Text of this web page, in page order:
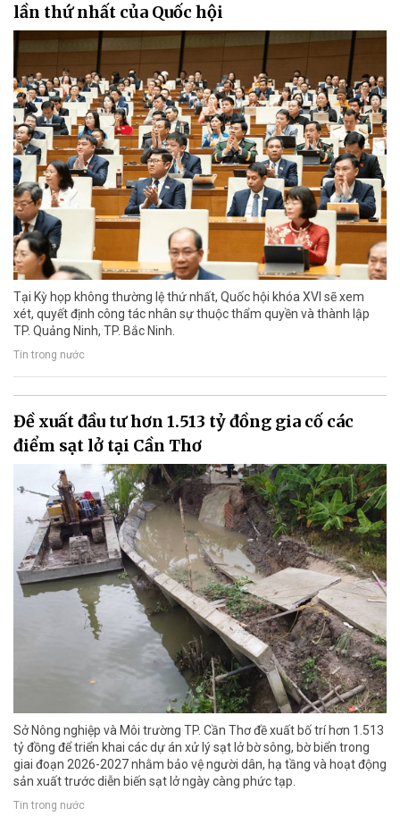
lần thứ nhất của Quốc hội
Tại Kỳ họp không thường lệ thứ nhất, Quốc hội khóa XVI sẽ xem
xét, quyết định công tác nhân sự thuộc thẩm quyền và thành lập
TP. Quảng Ninh, TP. Bắc Ninh.
Tin trong nước
Đề xuất đầu tư hơn 1.513 tỷ đồng gia cố các
điểm sạt lở tại Cần Thơ
Sở Nông nghiệp và Môi trường TP. Cần Thơ đề xuất bố trí hơn 1.513
tỷ đồng để triển khai các dự án xử lý sạt lở bờ sông, bờ biển trong
giai đoạn 2026-2027 nhằm bảo vệ người dân, hạ tầng và hoạt động
sản xuất trước diễn biến sạt lở ngày càng phức tạp.
Tin trong nước